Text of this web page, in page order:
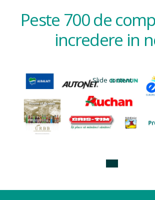
Peste 700 de
incredere in
Slide content